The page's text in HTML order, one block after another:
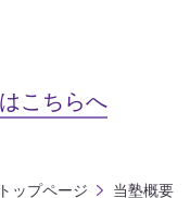
こちらへ
トップページ 当塾概要